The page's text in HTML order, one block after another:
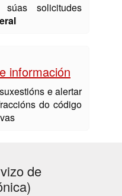
solicitudes
información
e alertar
do código
de